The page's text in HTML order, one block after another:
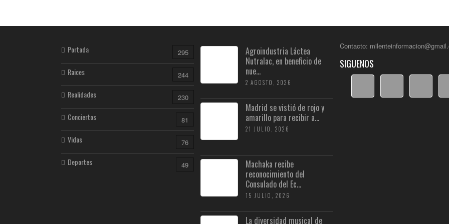
Portada 295
Raices 244
Realidades 230
Conciertos 81
Vidas 76
Deportes 49
Agroindustria Láctea
Nutralac, en beneficio de
nue...
2 AGOSTO, 2026
Madrid se vistió de rojo y
amarillo para recibir a...
21 JULIO, 2026
Machaka recibe
reconocimiento del
Consulado del Ec...
15 JULIO, 2026
La diversidad musical de
Contacto:
SIGUENOS